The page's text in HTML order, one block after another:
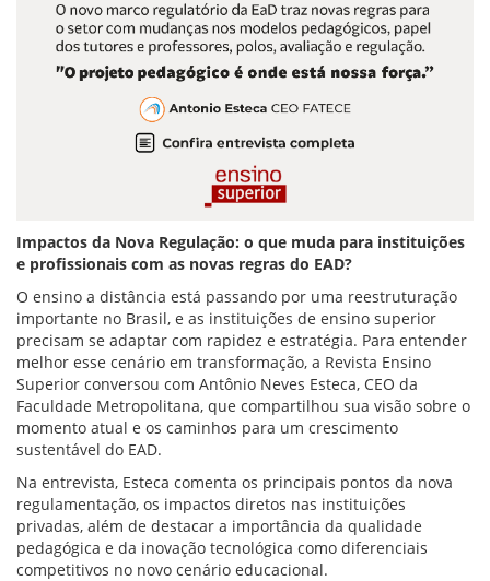
Impactos da Nova Regulação: o que muda para instituições
e profissionais com as novas regras do EAD?
O ensino a distância está passando por uma reestruturação
importante no Brasil, e as instituições de ensino superior
precisam se adaptar com rapidez e estratégia. Para entender
melhor esse cenário em transformação, a Revista Ensino
Superior conversou com Antônio Neves Esteca, CEO da
Faculdade Metropolitana, que compartilhou sua visão sobre o
momento atual e os caminhos para um crescimento
sustentável do EAD.
Na entrevista, Esteca comenta os principais pontos da nova
regulamentação, os impactos diretos nas instituições
privadas, além de destacar a importância da qualidade
pedagógica e da inovação tecnológica como diferenciais
competitivos no novo cenário educacional.